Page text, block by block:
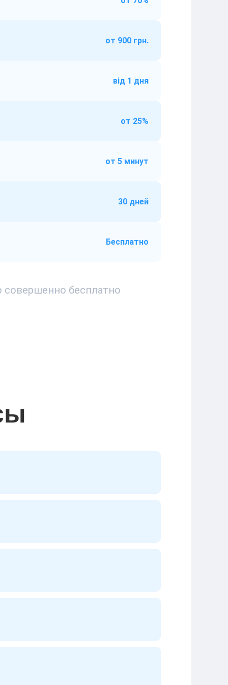
от 900 грн.
від 1 дня
от 25%
от 5 минут
30 дней
Бесплатно
совершенно бесплатно